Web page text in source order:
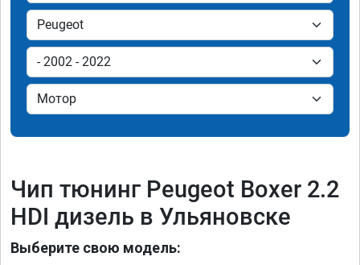
Чип тюнинг Peugeot Boxer 2.2
HDI дизель в Ульяновске
Выберите свою модель: